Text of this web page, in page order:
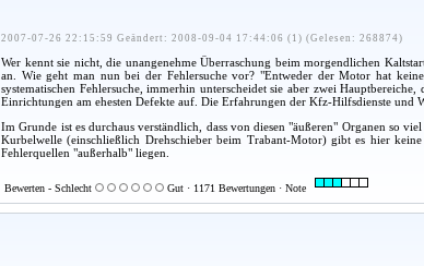
2007-07-26 22:15:59 Geändert: 2008-09-04 17:44:06 (1) (Gelesen: 268874)
Wer kennt sie nicht, die unangenehme Überraschung beim morgendlichen
an. Wie geht man nun bei der Fehlersuche vor? "Entweder der Motor hat
systematischen Fehlersuche, immerhin unterscheidet sie aber zwei
Einrichtungen am ehesten Defekte auf. Die Erfahrungen der Kfz-Hilfsdienste und
Im Grunde ist es durchaus verständlich, dass von diesen "äußeren" Organen so
Kurbelwelle (einschließlich Drehschieber beim Trabant-Motor) gibt es hier
Fehlerquellen "außerhalb" liegen.
Bewerten - Schlecht Gut · 1171 Bewertungen · Note